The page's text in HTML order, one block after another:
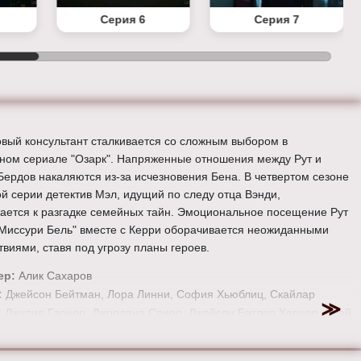
Серия 6 Серия 7
консультант сталкивается со сложным выбором в
сериале "Озарк". Напряженные отношения между Рут и
накаляются из-за исчезновения Бена. В четвертом сезоне
серии детектив Мэл, идущий по следу отца Вэнди,
к разгадке семейных тайн. Эмоциональное посещение Рут
Бель" вместе с Керри оборачивается неожиданными
ставя под угрозу планы героев.
Алик Сахаров
Джейсон Бейтман, Лора Линни, София Хьюблиц, Скайлар
Джулия Гарнер, Джордана Спиро, Джейсон Батлер Харнер, Эсай
Франсес Дьюкс, Дамиан Янг, Феликс Солис, Адам